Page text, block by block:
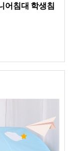
어침대 학생침